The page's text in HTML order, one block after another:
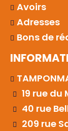
Avoirs
Adresses
Bons de
19 rue du
40 rue
209 rue